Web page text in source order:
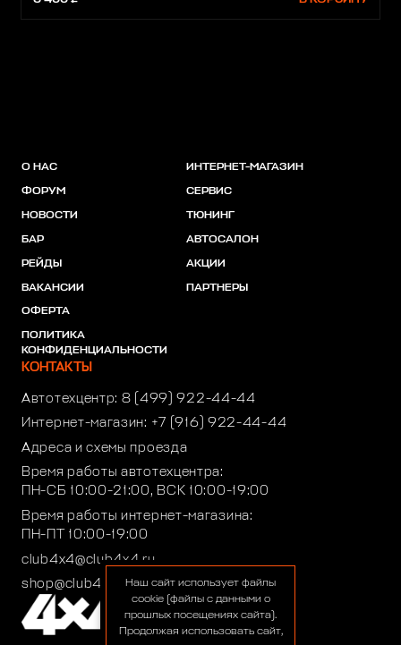
О НАС
ФОРУМ
НОВОСТИ
БАР
РЕЙДЫ
ВАКАНСИИ
ОФЕРТА
ПОЛИТИКА
КОНФИДЕНЦИАЛЬНОСТИ
ИНТЕРНЕТ-МАГАЗИН
СЕРВИС
ТЮНИНГ
АВТОСАЛОН
АКЦИИ
ПАРТНЕРЫ
КОНТАКТЫ
Автотехцентр: 8 (499) 922-44-44
Интернет-магазин: +7 (916) 922-44-44
Адреса и схемы проезда
Время работы автотехцентра:
ПН-СБ 10:00-21:00, ВСК 10:00-19:00
Время работы интернет-магазина:
ПН-ПТ 10:00-19:00
club4x4@club4x4.ru
shop@club4x4.ruНаш сайт использует файлы
cookie (файлы с данными о
прошлых посещениях сайта).
Продолжая использовать сайт,